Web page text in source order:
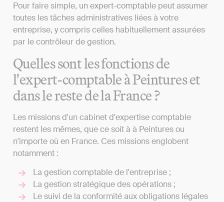
Pour faire simple, un expert-comptable peut assumer
toutes les tâches administratives liées à votre
entreprise, y compris celles habituellement assurées
par le contrôleur de gestion.
Quelles sont les fonctions de
l'expert-comptable à Peintures et
dans le reste de la France ?
Les missions d'un cabinet d'expertise comptable
restent les mêmes, que ce soit à à Peintures ou
n'importe où en France. Ces missions englobent
notamment :
La gestion comptable de l'entreprise ;
La gestion stratégique des opérations ;
Le suivi de la conformité aux obligations légales